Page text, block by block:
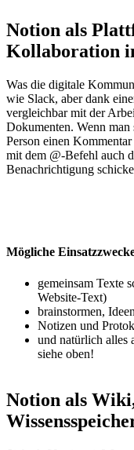
Notion als
Kollaboration
Was die digitale
wie Slack, aber dank
vergleichbar mit der
Dokumenten. Wenn man
Person einen
mit dem @-Befehl auch
Benachrichtigung
Mögliche
gemeinsam Texte
Website-Text)
brainstormen,
Notizen und
und natürlich alles
siehe oben!
Notion als